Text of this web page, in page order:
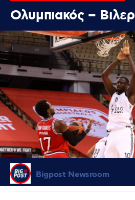
Ολυμπιακός –
Bigpost Newsroom